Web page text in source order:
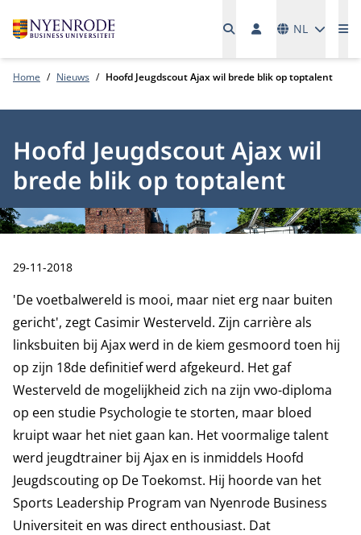
NL
Home Nieuws Hoofd Jeugdscout Ajax wil brede blik op toptalent
Hoofd Jeugdscout Ajax wil
brede blik op toptalent
Publicatiedatum:
29-11-2018
'De voetbalwereld is mooi, maar niet erg naar buiten
gericht', zegt Casimir Westerveld. Zijn carrière als
linksbuiten bij Ajax werd in de kiem gesmoord toen hij
op zijn 18de definitief werd afgekeurd. Het gaf
Westerveld de mogelijkheid zich na zijn vwo-diploma
op een studie Psychologie te storten, maar bloed
kruipt waar het niet gaan kan. Het voormalige talent
werd jeugdtrainer bij Ajax en is inmiddels Hoofd
Jeugdscouting op De Toekomst. Hij hoorde van het
Sports Leadership Program van Nyenrode Business
Universiteit en was direct enthousiast. Dat